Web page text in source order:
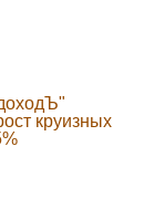
круизных